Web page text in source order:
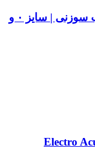
نخ ایمبیدینگ (کاتگوت) مخصوص طب سوزنی | سایز ۰ و